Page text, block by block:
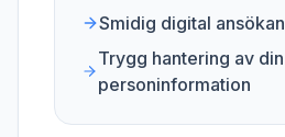
Smidig digital ansökan
Trygg hantering av din
personinformation